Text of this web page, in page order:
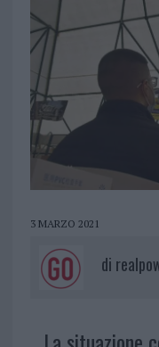
3 MARZO 2021
di